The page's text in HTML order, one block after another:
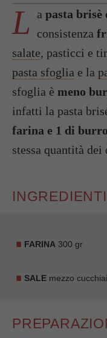
L a pasta brisè
consistenza
salate, pasticci e
pasta sfoglia e la
sfoglia è meno
infatti la pasta
farina e 1 di burro
stessa quantità
INGREDIENTI
FARINA 300 gr
SALE mezzo